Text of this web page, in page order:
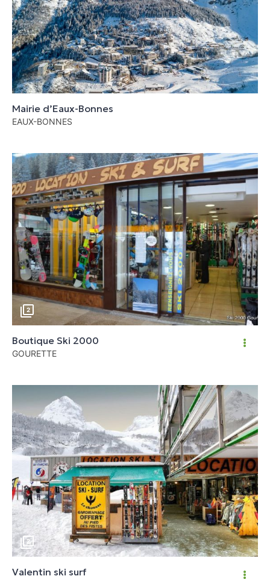
Mairie d’Eaux-Bonnes
EAUX-BONNES
2
Boutique Ski 2000
GOURETTE
2
Valentin ski surf